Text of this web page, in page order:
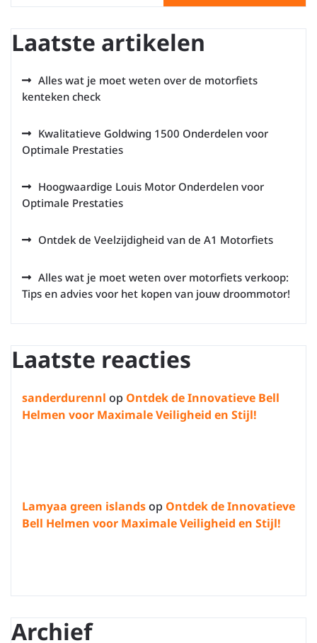
Laatste artikelen
Alles wat je moet weten over de motorfiets
kenteken check
Kwalitatieve Goldwing 1500 Onderdelen voor
Optimale Prestaties
Hoogwaardige Louis Motor Onderdelen voor
Optimale Prestaties
Ontdek de Veelzijdigheid van de A1 Motorfiets
Alles wat je moet weten over motorfiets verkoop:
Tips en advies voor het kopen van jouw droommotor!
Laatste reacties
sanderdurennl op Ontdek de Innovatieve Bell
Helmen voor Maximale Veiligheid en Stijl!
Lamyaa green islandsop Ontdek de Innovatieve
Bell Helmen voor Maximale Veiligheid en Stijl!
Archief